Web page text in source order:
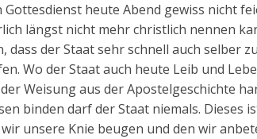
Gottesdienst heute Abend gewiss nicht
längst nicht mehr christlich nennen
dass der Staat sehr schnell auch selber
Wo der Staat auch heute Leib und
Weisung aus der Apostelgeschichte
binden darf der Staat niemals.
unsere Knie beugen und den wir